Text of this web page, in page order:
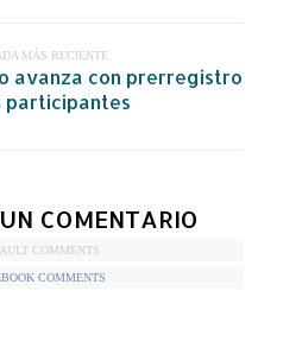
MÁS RECIENTE
avanza con prerregistro
participantes
COMENTARIO
COMMENTS
COMMENTS